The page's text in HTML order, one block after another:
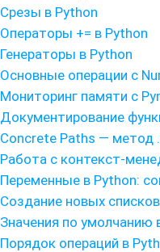
Срезы в Python
Операторы += в Python
Генераторы в Python
Основные операции с
Мониторинг памяти с
Документирование
Concrete Paths — метод
Работа с контекст-
Переменные в Python:
Создание новых списков
Значения по умолчанию
Порядок операций в